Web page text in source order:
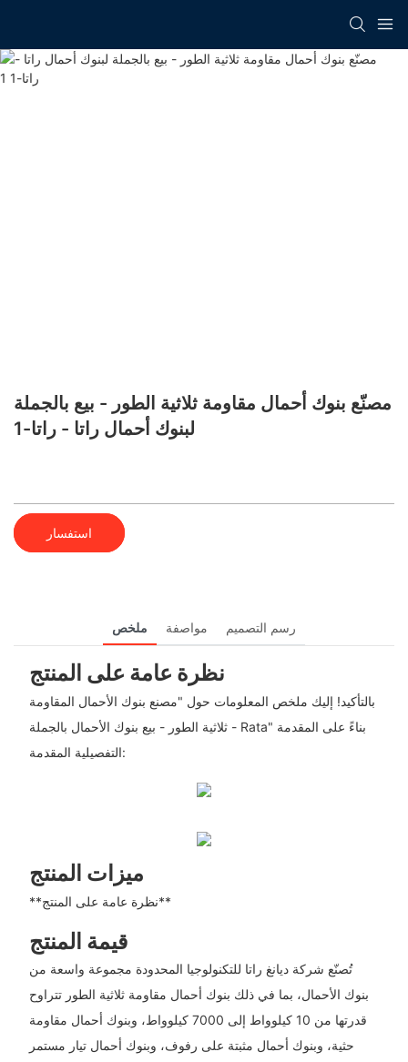
مصنّع بنوك أحمال مقاومة ثلاثية الطور - بيع بالجملة
لبنوك أحمال راتا - راتا-1
استفسار
ملخص مواصفة رسم التصميم
نظرة عامة على المنتج
بالتأكيد! إليك ملخص المعلومات حول "مصنع بنوك الأحمال المقاومة
ثلاثية الطور - بيع بنوك الأحمال بالجملة - Rata" بناءً على المقدمة
التفصيلية المقدمة:
ميزات المنتج
**نظرة عامة على المنتج**
قيمة المنتج
تُصنّع شركة ديانغ راتا للتكنولوجيا المحدودة مجموعة واسعة من
بنوك الأحمال، بما في ذلك بنوك أحمال مقاومة ثلاثية الطور تتراوح
قدرتها من 10 كيلوواط إلى 7000 كيلوواط، وبنوك أحمال مقاومة
حثية، وبنوك أحمال مثبتة على رفوف، وبنوك أحمال تيار مستمر